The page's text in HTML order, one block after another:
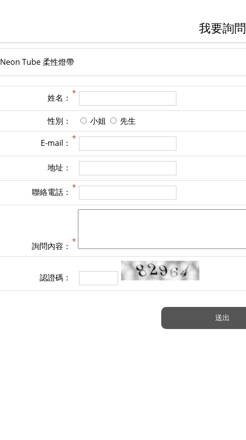
我要詢問
Neon Tube 柔性燈帶
姓名：
性別： 小姐 先生
E-mail：
地址：
聯絡電話：
詢問內容：
認證碼：